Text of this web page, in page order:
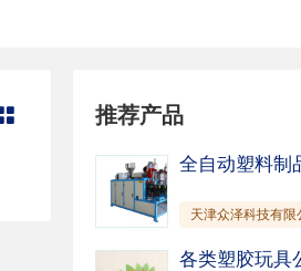
推荐产品
全自动塑料制
天津众泽科技有限